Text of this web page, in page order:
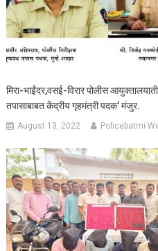
मिरा-भाईंदर,वसई-विरार पोलीस
तपासाबाबत केंद्रीय गृहमंत्री पदक’ मंजुर.
August 13, 2022 Policebatmi